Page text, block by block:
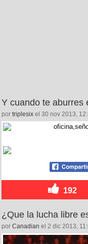
Y cuando te aburres
por triplesix el 30 nov 2013,
192
¿Que la lucha libre
por Canadian el 2 dic 2013,